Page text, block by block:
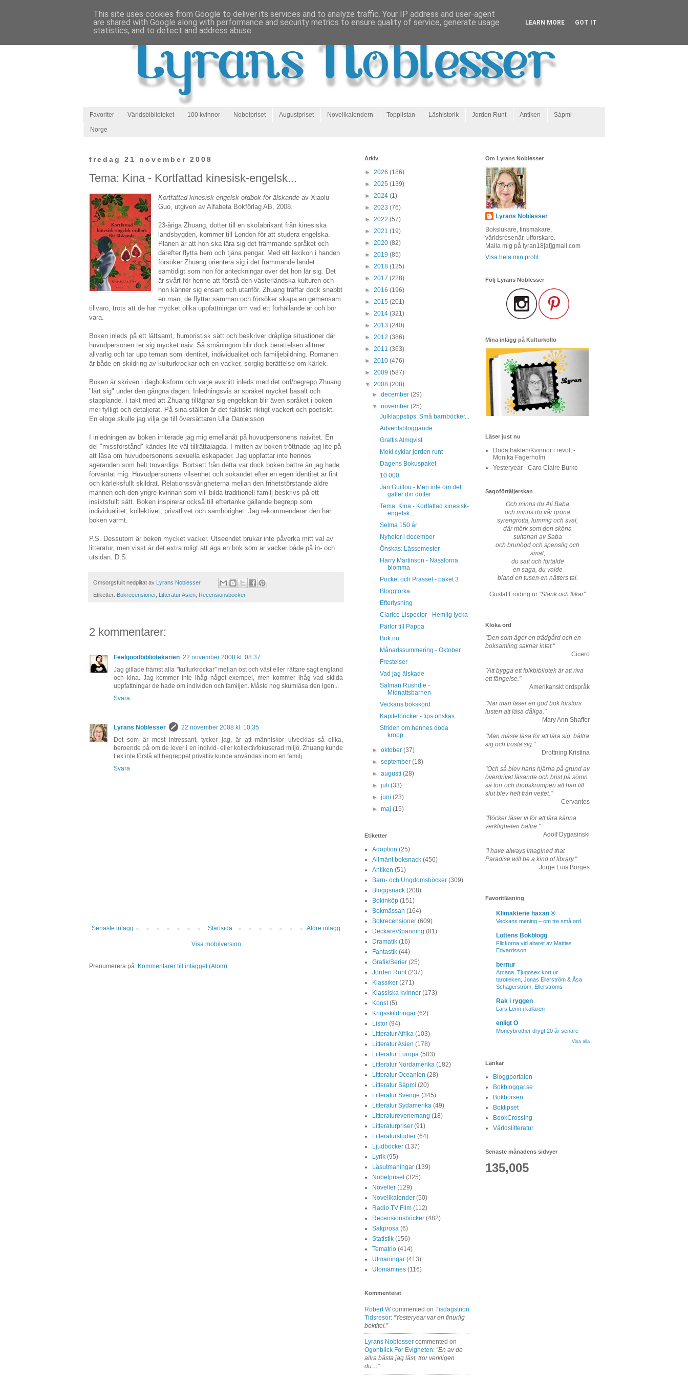
Favoriter Världsbiblioteket 100 kvinnor Nobelpriset Augustpriset Novellkalendern Topplistan Läshistorik Jorden Runt Antiken Sápmi
Norge
fredag 21 november 2008
Tema: Kina - Kortfattad kinesisk-engelsk...
Kortfattad kinesisk-engelsk ordbok för älskande av Xiaolu
Guo, utgiven av Alfabeta Bokförlag AB, 2008.
23-åriga Zhuang, dotter till en skofabrikant från kinesiska
landsbygden, kommer till London för att studera engelska.
Planen är att hon ska lära sig det främmande språket och
därefter flytta hem och tjäna pengar. Med ett lexikon i handen
försöker Zhuang orientera sig i det främmande landet
samtidigt som hon för anteckningar över det hon lär sig. Det
är svårt för henne att förstå den västerländska kulturen och
hon känner sig ensam och utanför. Zhuang träffar dock snabbt
en man, de flyttar samman och försöker skapa en gemensam
tillvaro, trots att de har mycket olika uppfattningar om vad ett förhållande är och bör
vara.
Boken inleds på ett lättsamt, humoristisk sätt och beskriver dråpliga situationer där
huvudpersonen ter sig mycket naiv. Så småningom blir dock berättelsen alltmer
allvarlig och tar upp teman som identitet, individualitet och familjebildning. Romanen
är både en skildring av kulturkrockar och en vacker, sorglig berättelse om kärlek.
Boken är skriven i dagboksform och varje avsnitt inleds med det ord/begrepp Zhuang
"lärt sig" under den gångna dagen. Inledningsvis är språket mycket basalt och
stapplande. I takt med att Zhuang tillägnar sig engelskan blir även språket i boken
mer fylligt och detaljerat. På sina ställen är det faktiskt riktigt vackert och poetiskt.
En eloge skulle jag vilja ge till översättaren Ulla Danielsson.
I inledningen av boken irriterade jag mig emellanåt på huvudpersonens naivitet. En
del "missförstånd" kändes lite väl tillrättalagda. I mitten av boken tröttnade jag lite på
att läsa om huvudpersonens sexuella eskapader. Jag uppfattar inte hennes
ageranden som helt trovärdiga. Bortsett från detta var dock boken bättre än jag hade
förväntat mig. Huvudpersonens vilsenhet och sökandet efter en egen identitet är fint
och kärleksfullt skildrat. Relationssvårigheterna mellan den frihetstörstande äldre
mannen och den yngre kvinnan som vill bilda traditionell familj beskrivs på ett
insiktsfullt sätt. Boken inspirerar också till eftertanke gällande begrepp som
individualitet, kollektivet, privatlivet och samhörighet. Jag rekommenderar den här
boken varmt.
P.S. Dessutom är boken mycket vacker. Utseendet brukar inte påverka mitt val av
litteratur, men visst är det extra roligt att äga en bok som är vacker både på in- och
utsidan. D.S.
Omsorgsfullt nedplitat av Lyrans Noblesser
Etiketter: Bokrecensioner, Litteratur Asien Recensionsböcker
2 kommentarer:
Feelgoodbibliotekarien 22 november 2008 kl. 08:37
Jag gillade främst alla "kulturkrockar" mellan öst och väst eller rättare sagt england
och kina. Jag kommer inte ihåg något exempel, men kommer ihåg vad skilda
uppfattningar de hade om individen och familjen. Måste nog skumläsa den igen...
Svara
Lyrans Noblesser
22 november 2008 kl. 10:35
Det som är mest intressant, tycker jag, är att människor utvecklas så olika,
beroende på om de lever i en individ- eller kollektivfokuserad miljö. Zhuang kunde
t ex inte förstå att begreppet privatliv kunde användas inom en familj.
Svara
Senaste inlägg Äldre inlägg
Startsida
Visa mobilversion
Prenumerera på: Kommentarer till inlägget (Atom)
Arkiv
► 2026 (186)
► 2025 (139)
► 2024 (1)
► 2023 (76)
► 2022 (57)
► 2021 (19)
► 2020 (82)
► 2019 (85)
► 2018 (125)
► 2017 (228)
► 2016 (196)
► 2015 (201)
► 2014 (321)
► 2013 (240)
► 2012 (386)
► 2011 (363)
► 2010 (476)
► 2009 (587)
▼ 2008 (208)
►december(29)
▼november(25)
Julklappstips: Små barnböcker...
Adventsbloggande
Grattis Almqvist
Moki cyklar jorden runt
Dagens Bokuspaket
10 000
Jan Guillou - Men inte om det
gäller din dotter
Tema: Kina - Kortfattad kinesisk-
engelsk...
Selma 150 år
Nyheter i december
Önskas: Lässemester
Harry Martinson - Nässlorna
blomma
Pocket och Prassel - paket 3
Bloggtorka
Efterlysning
Clarice Lispector - Hemlig lycka
Pärlor till Pappa
Bok.nu
Månadssummering - Oktober
Frestelser
Vad jag älskade
Salman Rushdie -
Midnattsbarnen
Veckans bokskörd
Kapitelböcker - tips önskas
Striden om hennes döda
kropp...
►oktober(37)
►september(18)
►augusti(28)
►juli(33)
►juni(23)
►maj(15)
Etiketter
Adoption (25)
Allmänt boksnack (456)
Antiken (51)
Barn- och Ungdomsböcker (309)
Bloggsnack (208)
Bokinköp (151)
Bokmässan (164)
Bokrecensioner (609)
Deckare/Spänning (81)
Dramatik (16)
Fantastik (44)
Grafik/Serier (25)
Jorden Runt (237)
Klassiker (271)
Klassiska kvinnor (173)
Konst (5)
Krigsskildringar (62)
Listor (94)
Litteratur Afrika (103)
Litteratur Asien (178)
Litteratur Europa (503)
Litteratur Nordamerika (182)
Litteratur Oceanien (28)
Litteratur Sápmi (20)
Litteratur Sverige (345)
Litteratur Sydamerika (49)
Litteraturevenemang (18)
Litteraturpriser (91)
Litteraturstudier (64)
Ljudböcker (137)
Lyrik (95)
Läsutmaningar (139)
Nobelpriset (325)
Noveller (129)
Novellkalender (50)
Radio TV Film (112)
Recensionsböcker (482)
Sakprosa (6)
Statistik (156)
Tematrio (414)
Utmaningar (413)
Utomämnes (116)
Kommenterat
Robert Wcommented on Tisdagstrion
Tidsresor: “Yesteryear var en finurlig
boktitel.”
Lyrans Noblesser commented on
Ogonblick For Evigheten: “En av de
allra bästa jag läst, tror verkligen
du…”
Om Lyrans Noblesser
Lyrans Noblesser
Bokslukare, finsmakare,
världsresenär, utforskare.
Maila mig på lyran18[at]gmail.com
Visa hela min profil
Följ Lyrans Noblesser
Mina inlägg på Kulturkollo
Läser just nu
Döda trakten/Kvinnor i revolt -
Monika Fagerholm
Yesteryear - Caro Claire Burke
Sagoförtäljerskan
Och minns du Ali Baba
och minns du vår gröna
syrengrotta, lummig och sval,
där mörk som den sköna
sultanan av Saba
och brunögd och spenslig och
smal,
du satt och förtalde
en saga, du valde
bland en tusen en nätters tal.
Gustaf Fröding ur "Stänk och flikar"
Kloka ord
"Den som äger en trädgård och en
boksamling saknar intet."
Cicero
"Att bygga ett folkbibliotek är att riva
ett fängelse."
Amerikanskt ordspråk
"När man läser en god bok förstörs
lusten att läsa dåliga."
Mary Ann Shaffer
"Man måste läsa för att lära sig, bättra
sig och trösta sig."
Drottning Kristina
"Och så blev hans hjärna på grund av
överdrivet läsande och brist på sömn
så torr och ihopskrumpen att han till
slut blev helt från vettet."
Cervantes
"Böcker läser vi för att lära känna
verkligheten bättre."
Adolf Dygasinski
"I have always imagined that
Paradise will be a kind of library."
Jorge Luis Borges
Favoritläsning
Klimakterie häxan ®
Veckans mening – om tre små ord
Lottens Bokblogg
Flickorna vid altaret av Mattias
Edvardsson
bernur
Arcana. Tjugosex kort ur
tarotleken, Jonas Ellerström & Åsa
Schagerström, Ellerströms
Rak i ryggen
Lars Lerin i källaren
enligt O
Moneybrother drygt 20 år senare
Visa alla
Länkar
Bloggportalen
Bokbloggar.se
Bokbörsen
Boktipset
BookCrossing
Världslitteratur
Senaste månadens sidvyer
135,005
This site uses cookies from Google to deliver its services and to analyze traffic. Your IP address and user-agent
are shared with Google along with performance and security metrics to ensure quality of service, generate usage
statistics, and to detect and address abuse.
LEARN MORE GOT IT